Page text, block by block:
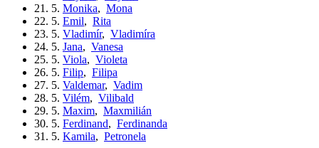
21. 5. Monika, Mona
22. 5. Emil, Rita
23. 5. Vladimír, Vladimíra
24. 5. Jana, Vanesa
25. 5. Viola, Violeta
26. 5. Filip, Filipa
27. 5. Valdemar, Vadim
28. 5. Vilém, Vilibald
29. 5. Maxim, Maxmilián
30. 5. Ferdinand, Ferdinanda
31. 5. Kamila, Petronela